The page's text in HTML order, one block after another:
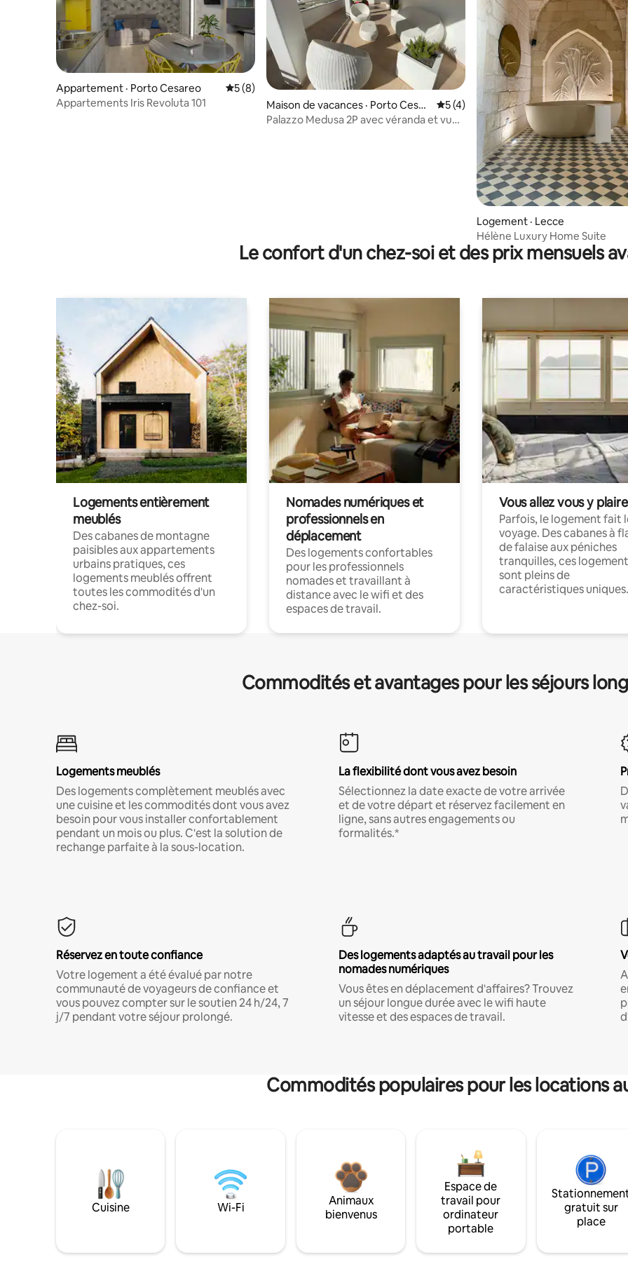
Appartement · Porto Cesareo Note moyenne de 5 sur 5, 8 commentaires
5 (8)
Appartements Iris Revoluta 101
Maison de vacances · Porto Cesar
eo
Note moyenne de 5 sur 5, 4
5 (4)
Palazzo Medusa 2P avec véranda et vue
Logement · Lecce
Hélène Luxury Home Suite
Le confort d'un chez-soi et des prix mensuels
Logements entièrement
meublés
Des cabanes de montagne
paisibles aux appartements
urbains pratiques, ces
logements meublés offrent
toutes les commodités d'un
chez-soi.
Nomades numériques et
professionnels en
déplacement
Des logements confortables
pour les professionnels
nomades et travaillant à
distance avec le wifi et des
espaces de travail.
Vous allez vous y plaire
Parfois, le logement fait
voyage. Des cabanes à
de falaise aux péniches
tranquilles, ces
sont pleins de
caractéristiques uniques.
Commodités et avantages pour les séjours
Logements meublés
Des logements complètement meublés avec
une cuisine et les commodités dont vous avez
besoin pour vous installer confortablement
pendant un mois ou plus. C'est la solution de
rechange parfaite à la sous-location.
La flexibilité dont vous avez besoin
Sélectionnez la date exacte de votre arrivée
et de votre départ et réservez facilement en
ligne, sans autres engagements ou
formalités.*
Réservez en toute confiance
Votre logement a été évalué par notre
communauté de voyageurs de confiance et
vous pouvez compter sur le soutien 24 h/24, 7
j/7 pendant votre séjour prolongé.
Des logements adaptés au travail pour les
nomades numériques
Vous êtes en déplacement d'affaires? Trouvez
un séjour longue durée avec le wifi haute
vitesse et des espaces de travail.
Commodités populaires pour les locations
Cuisine Wi-Fi
Animaux
bienvenus
Espace de
travail pour
ordinateur
portable
gratuit sur
place